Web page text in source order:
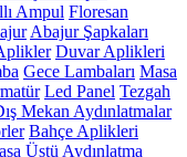
Ampul Floresan
Abajur Şapkaları
Duvar Aplikleri
Gece Lambaları Masa
Led Panel Tezgah
Mekan Aydınlatmalar
Bahçe Aplikleri
Üstü Aydınlatma